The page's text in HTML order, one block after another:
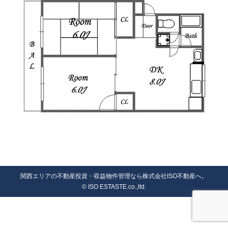
関西エリアの不動産投資・収益物件管理なら株式会社ISO不動産へ。
© ISO ESTASTE.co.,ltd.